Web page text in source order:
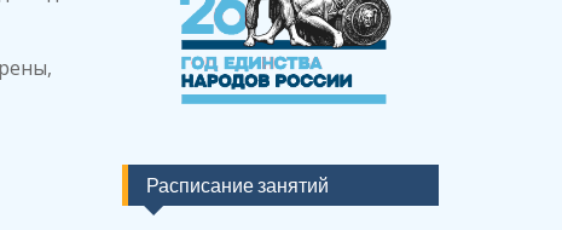
Расписание занятий